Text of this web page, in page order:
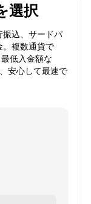
選択
振込、サードパ
。複数通貨で
低入金額な
安心して最速で